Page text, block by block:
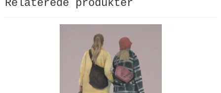
Relaterede produkter